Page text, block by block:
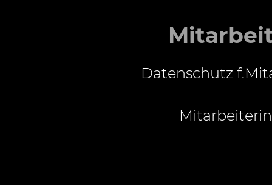
Datenschutz